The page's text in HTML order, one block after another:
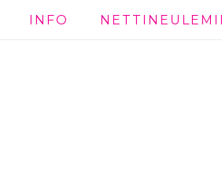
INFO